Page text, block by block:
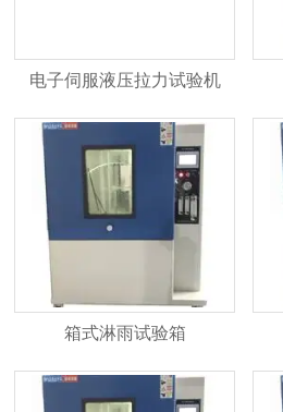
电子伺服液压拉力试验机
箱式淋雨试验箱